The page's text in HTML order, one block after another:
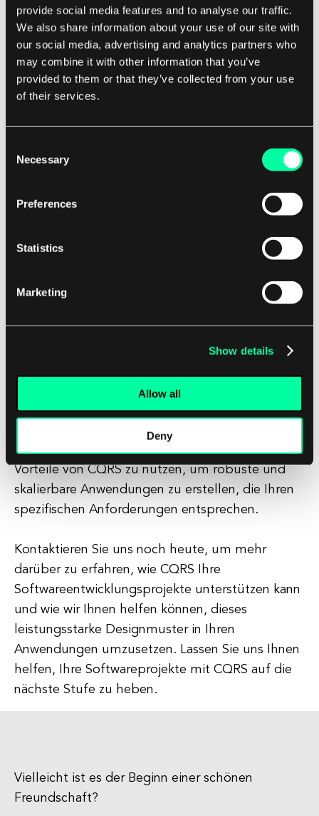
provide social media features and to analyse our traffic.
We also share information about your use of our site with
our social media, advertising and analytics partners who
may combine it with other information that you’ve
provided to them or that they’ve collected from your use
of their services.
Selection
Necessary
Preferences
Statistics
Marketing
Show details
Allow all
Deny
Zusätzlich kann CQRS auch die Flexibilität Ihrer
Anwendungen verbessern. Da die Modelle für
Befehle und Abfragen entkoppelt sind, können
Sie ein Modell leicht ändern oder ersetzen, ohne
das andere zu beeinträchtigen. Dies kann es
bestehenden Code zu überarbeiten oder die
Leistung zu optimieren, ohne andere Teile des
Systems zu beeinflussen.
Insgesamt ist CQRS ein leistungsstarkes
leistungsfähigere und flexiblere Anwendungen zu
Softwareprojekte verbessern möchten, ziehen Sie
implementieren.
umfangreiche Erfahrungen im Design und der
Implementierung von CQRS-Architekturen für
eine Vielzahl von Anwendungen. Unser Team von
Expertenentwicklern kann Ihnen helfen, die
Vorteile von CQRS zu nutzen, um robuste und
skalierbare Anwendungen zu erstellen, die Ihren
spezifischen Anforderungen entsprechen.
Kontaktieren Sie uns noch heute, um mehr
darüber zu erfahren, wie CQRS Ihre
Softwareentwicklungsprojekte unterstützen kann
und wie wir Ihnen helfen können, dieses
leistungsstarke Designmuster in Ihren
Anwendungen umzusetzen. Lassen Sie uns Ihnen
helfen, Ihre Softwareprojekte mit CQRS auf die
nächste Stufe zu heben.
Vielleicht ist es der Beginn einer schönen
Freundschaft?